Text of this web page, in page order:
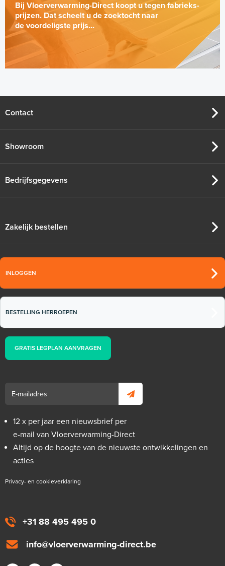
Bij Vloerverwarming-Direct koopt u tegen fabrieks-
prijzen. Dat scheelt u de zoektocht naar
de voordeligste prijs...
+31 88 495 495 0
info@vloerverwarming-direct.be
Contact
Showroom
Bedrijfsgegevens
Zakelijk bestellen
INLOGGEN
BESTELLING HERROEPEN
GRATIS LEGPLAN AANVRAGEN
12 x per jaar een nieuwsbrief per
e-mail van Vloerverwarming-Direct
Altijd op de hoogte van de nieuwste ontwikkelingen en
acties
Privacy- en cookieverklaring